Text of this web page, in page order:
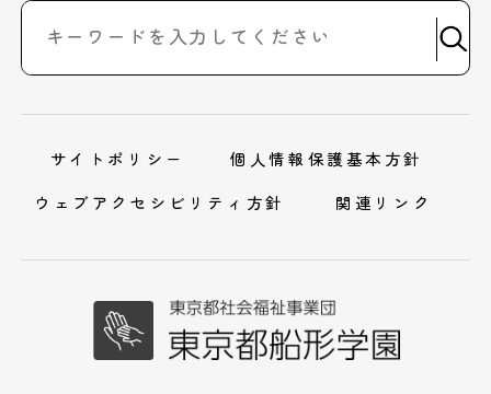
サイトポリシー
個人情報保護基本方針
ウェブアクセシビリティ方針
関連リンク